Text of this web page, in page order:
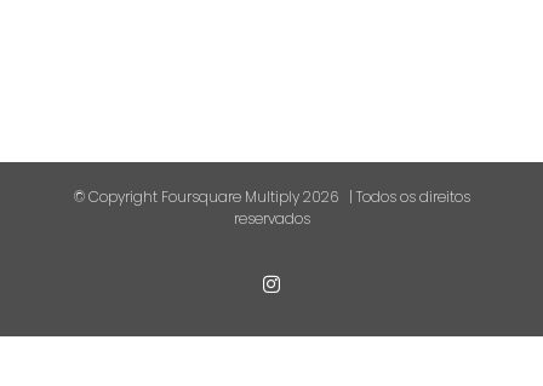
© Copyright Foursquare Multiply2026 | Todos os direitos
reservados
Instagram